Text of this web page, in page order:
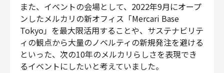
また、イベントの会場として、2022年9月にオープ
ンしたメルカリの新オフィス「Mercari Base
Tokyo」を最大限活用することや、サステナビリテ
ィの観点から大量のノベルティの新規発注を避ける
といった、次の10年のメルカリらしさを表現でき
るイベントにしたいと考えていました。